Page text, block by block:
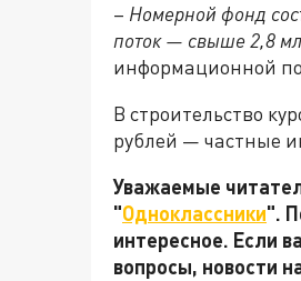
– Номерной фонд
поток — свыше 2,8
информационной
В строительство
рублей — частные
Уважаемые
"Одноклассники".
интересное. Если
вопросы, новости